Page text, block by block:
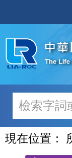
至
主
內
容
現在位置：